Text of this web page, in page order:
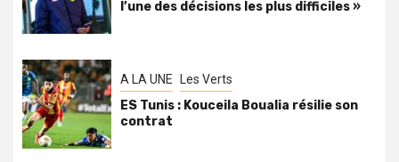
l’une des décisions les plus difficiles »
A LA UNE Les Verts
ES Tunis : Kouceila Boualia résilie son
contrat